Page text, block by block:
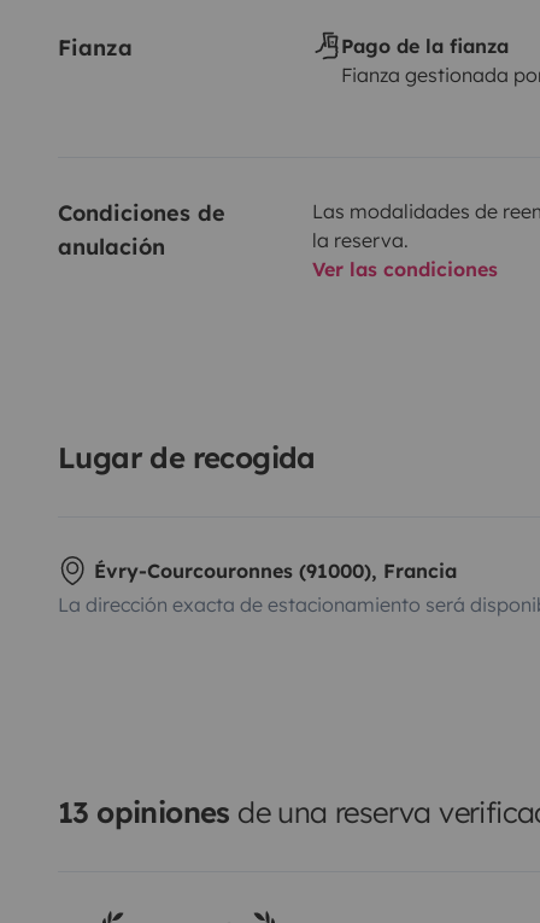
Fianza
Pago de la fianza
Fianza gestionada
Condiciones de
anulación
Las modalidades de
la reserva.
Ver las condiciones
Lugar de recogida
Évry-Courcouronnes (91000), Francia
La dirección exacta de estacionamiento será
13 opiniones de una reserva